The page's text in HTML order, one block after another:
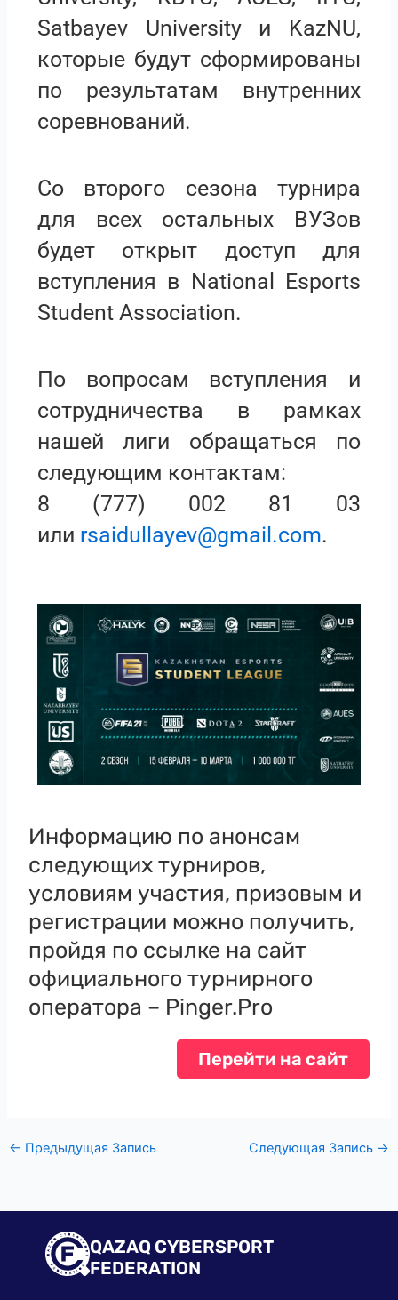
Satbayev University и KazNU,
которые будут сформированы
по результатам внутренних
соревнований.
Со второго сезона турнира
для всех остальных ВУЗов
будет открыт доступ для
вступления в National Esports
Student Association.
По вопросам вступления и
сотрудничества в рамках
нашей лиги обращаться по
следующим контактам:
8 (777) 002 81 03
или rsaidullayev@gmail.com.
Информацию по анонсам
следующих турниров,
условиям участия, призовым и
регистрации можно получить,
пройдя по ссылке на сайт
официального турнирного
оператора – Pinger.Pro
Перейти на сайт
← Предыдущая Запись Следующая Запись →
QAZAQ CYBERSPORT
FEDERATION